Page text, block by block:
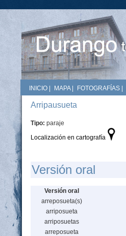
INICIO MAPA| FOTOGRAFÍAS
Arripausueta
Tipo: paraje
Localización en cartografía
Versión oral
Versión oral
arreposueta(s)
arriposueta
arriposuetas
arreposueta